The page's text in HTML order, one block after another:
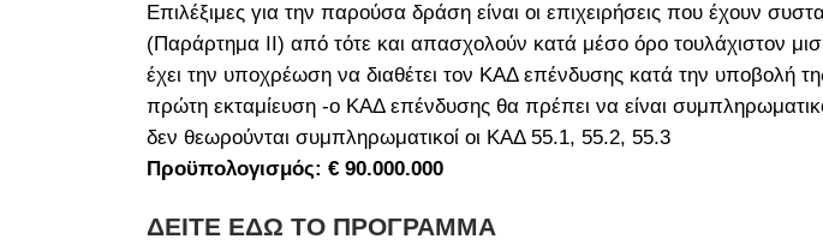
Επιλέξιμες για την παρούσα δράση είναι οι επιχειρήσεις που έχουν
(Παράρτημα ΙΙ) από τότε και απασχολούν κατά μέσο όρο τουλάχιστον
έχει την υποχρέωση να διαθέτει τον ΚΑΔ επένδυσης κατά την υποβολή
πρώτη εκταμίευση -ο ΚΑΔ επένδυσης θα πρέπει να είναι
δεν θεωρούνται συμπληρωματικοί οι ΚΑΔ 55.1, 55.2, 55.3
Προϋπολογισμός: € 90.000.000
ΔΕΙΤΕ ΕΔΩ ΤΟ ΠΡΟΓΡΑΜΜΑ